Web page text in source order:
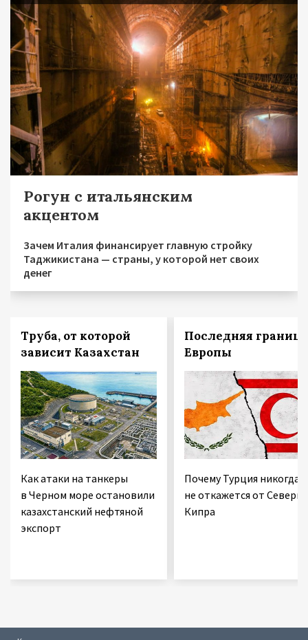
Рогун с итальянским
акцентом
Зачем Италия финансирует главную стройку
Таджикистана — страны, у которой нет своих
денег
Труба, от которой
зависит Казахстан
Как атаки на танкеры
в Черном море остановили
казахстанский нефтяной
экспорт
Последняя граница
Европы
Почему Турция никогда
не откажется от
Кипра